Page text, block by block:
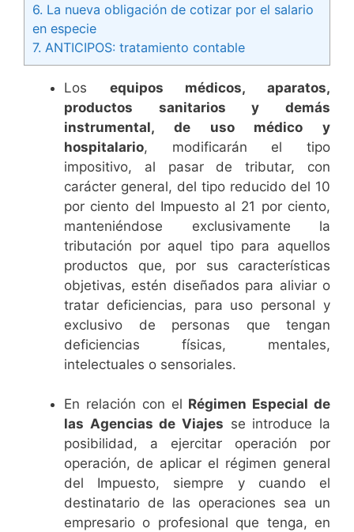
6. La nueva obligación de cotizar por el salario
en especie
7. ANTICIPOS: tratamiento contable
Los equipos médicos, aparatos,
productos sanitarios y demás
instrumental, de uso médico y
hospitalario, modificarán el tipo
impositivo, al pasar de tributar, con
carácter general, del tipo reducido del 10
por ciento del Impuesto al 21 por ciento,
manteniéndose exclusivamente la
tributación por aquel tipo para aquellos
productos que, por sus características
objetivas, estén diseñados para aliviar o
tratar deficiencias, para uso personal y
exclusivo de personas que tengan
deficiencias físicas, mentales,
intelectuales o sensoriales.
En relación con el Régimen Especial de
las Agencias de Viajes se introduce la
posibilidad, a ejercitar operación por
operación, de aplicar el régimen general
del Impuesto, siempre y cuando el
destinatario de las operaciones sea un
empresario o profesional que tenga, en